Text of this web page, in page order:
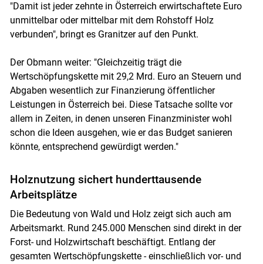
"Damit ist jeder zehnte in Österreich erwirtschaftete Euro
unmittelbar oder mittelbar mit dem Rohstoff Holz
verbunden", bringt es Granitzer auf den Punkt.
Der Obmann weiter: "Gleichzeitig trägt die
Wertschöpfungskette mit 29,2 Mrd. Euro an Steuern und
Abgaben wesentlich zur Finanzierung öffentlicher
Leistungen in Österreich bei. Diese Tatsache sollte vor
allem in Zeiten, in denen unseren Finanzminister wohl
schon die Ideen ausgehen, wie er das Budget sanieren
könnte, entsprechend gewürdigt werden."
Holznutzung sichert hunderttausende
Arbeitsplätze
Die Bedeutung von Wald und Holz zeigt sich auch am
Arbeitsmarkt. Rund 245.000 Menschen sind direkt in der
Forst- und Holzwirtschaft beschäftigt. Entlang der
gesamten Wertschöpfungskette - einschließlich vor- und